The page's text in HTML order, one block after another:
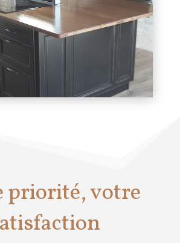
priorité, votre